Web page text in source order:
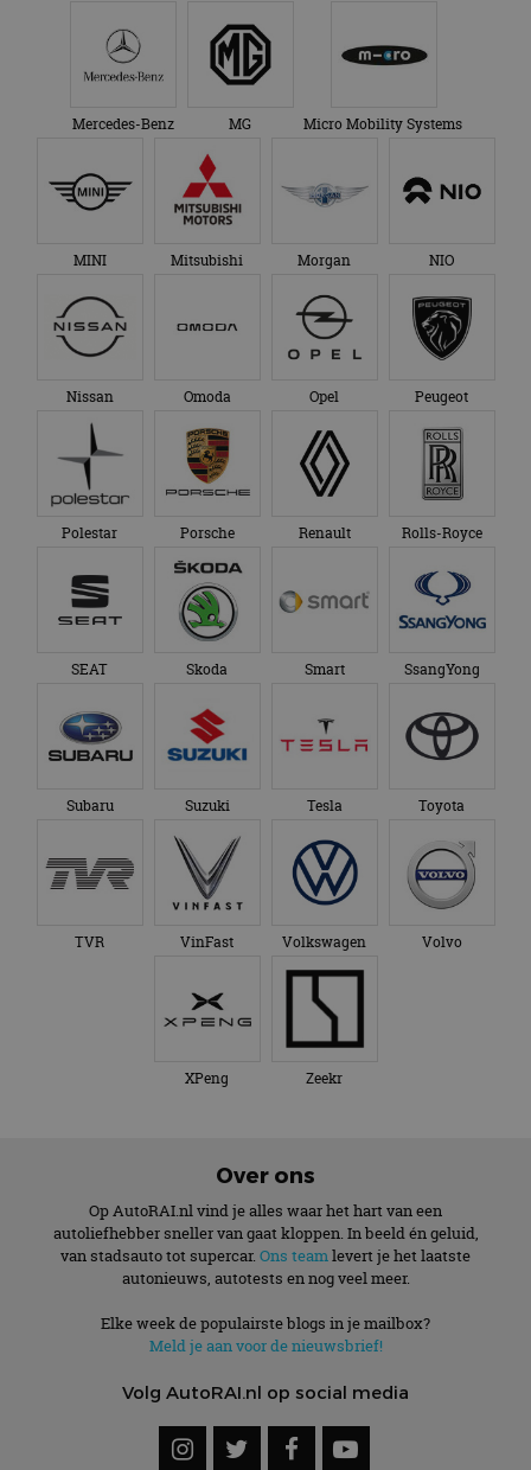
Mercedes-Benz MG Micro Mobility Systems
MINI Mitsubishi Morgan NIO
Nissan Omoda Opel Peugeot
Polestar Porsche Renault Rolls-Royce
SEAT Skoda Smart SsangYong
Subaru Suzuki Tesla Toyota
TVR VinFast Volkswagen Volvo
XPeng Zeekr
Over ons
Op AutoRAI.nl vind je alles waar het hart van een
autoliefhebber sneller van gaat kloppen. In beeld én geluid,
van stadsauto tot supercar. Ons teamlevert je het laatste
autonieuws, autotests en nog veel meer.
Elke week de populairste blogs in je mailbox?
Meld je aan voor de nieuwsbrief!
Volg AutoRAI.nl op social media